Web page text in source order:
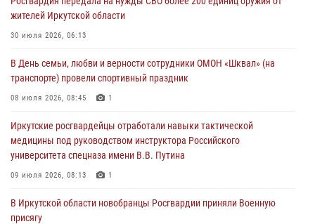
Дню Воздушно-десантных войск в Иркутской области
03 августа 2026, 03:32
сердца к сердцу» (видео)
31 июля 2026, 04:37
пропавшую пожилую женщину в Иркутске
30 июля 2026, 07:37
жителей Иркутской области
30 июля 2026, 06:13
В День семьи, любви и верности сотрудники ОМОН «Шквал» (на
транспорте) провели спортивный праздник
08 июля 2026, 08:45 1
Иркутские росгвардейцы отработали навыки тактической
медицины под руководством инструктора Российского
университета спецназа имени В.В. Путина
09 июля 2026, 08:13 1
В Иркутской области новобранцы Росгвардии приняли Военную
присягу